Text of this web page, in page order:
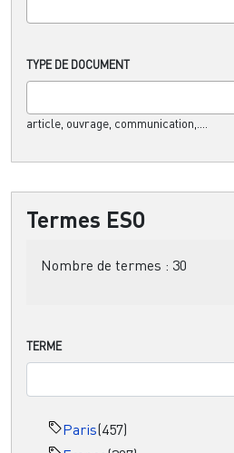
TYPE DE DOCUMENT
article, ouvrage, communication,....
Termes ESO
Nombre de termes : 30
TERME
Paris(457)